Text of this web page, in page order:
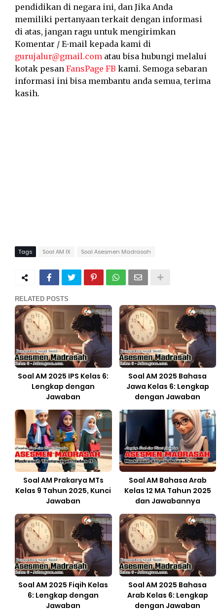
pendidikan di negara ini, dan Jika Anda
memiliki pertanyaan terkait dengan informasi
di atas, jangan ragu untuk mengirimkan
Komentar / E-mail kepada kami di
gurujalur@gmail.com atau bisa hubungi melalui
kotak pesan FansPage FB kami. Semoga sebaran
informasi ini bisa membantu anda semua, terima
kasih.
Tags Soal AM IX Soal Asesmen Madrasah
RELATED POSTS
Soal AM 2025 IPS Kelas 6:
Lengkap dengan
Jawaban
Soal AM 2025 Bahasa
Jawa Kelas 6: Lengkap
dengan Jawaban
Soal AM Prakarya MTs
Kelas 9 Tahun 2025, Kunci
Jawaban
Soal AM Bahasa Arab
Kelas 12 MA Tahun 2025
dan Jawabannya
Soal AM 2025 Fiqih Kelas
6: Lengkap dengan
Jawaban
Soal AM 2025 Bahasa
Arab Kelas 6: Lengkap
dengan Jawaban